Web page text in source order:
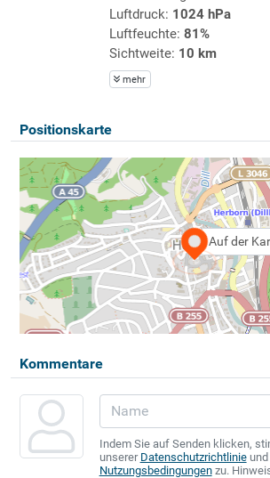
Luftdruck: 1024 hPa
Luftfeuchte: 81%
Sichtweite: 10 km
mehr
Positionskarte
Auf der
Kommentare
Indem Sie auf Senden klicken,
unserer Datenschutzrichtlinieund
Nutzungsbedingungenzu.